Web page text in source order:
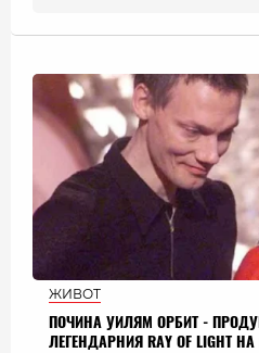
ЖИВОТ
ПОЧИНА УИЛЯМ ОРБИТ -
ЛЕГЕНДАРНИЯ RAY OF LIGHT